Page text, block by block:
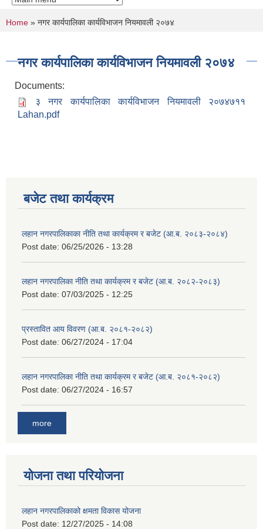
You are here
Home » नगर कार्यपालिका कार्यविभाजन नियमावली २०७४
नगर कार्यपालिका कार्यविभाजन नियमावली २०७४
Documents:
३ नगर कार्यपालिका कार्यविभाजन नियमावली २०७४‍७११
Lahan.pdf
बजेट तथा कार्यक्रम
लहान नगरपालिकाका नीति तथा कार्यक्रम र बजेट (आ.ब. २०८३-२०८४)
Post date: 06/25/2026 - 13:28
लहान नगरपालिका नीति तथा कार्यक्रम र बजेट (आ.ब. २०८२-२०८३)
Post date: 07/03/2025 - 12:25
प्रस्तावित आय विवरण (आ.ब. २०८१-२०८२)
Post date: 06/27/2024 - 17:04
लहान नगरपालिका नीति तथा कार्यक्रम र बजेट (आ.ब. २०८१-२०८२)
Post date: 06/27/2024 - 16:57
more
योजना तथा परियोजना
लहान नगरपालिकाको क्षमता विकास योजना
Post date: 12/27/2025 - 14:08